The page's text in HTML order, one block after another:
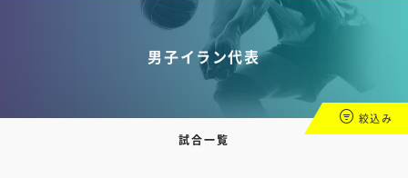
男子イラン代表
試合一覧
絞込み